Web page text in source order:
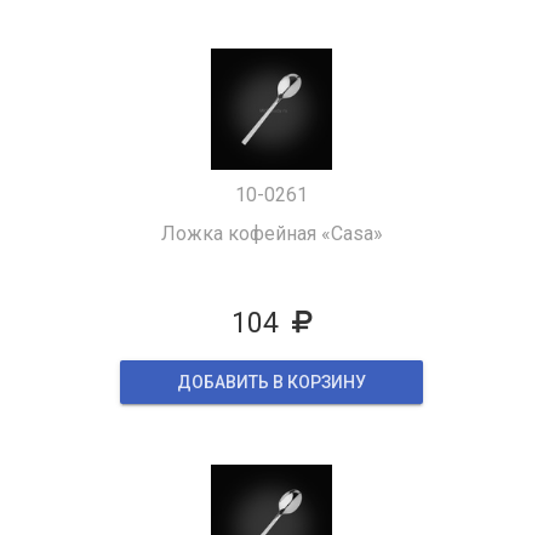
10-0261
Ложка кофейная «Casa»
104
ДОБАВИТЬ В КОРЗИНУ